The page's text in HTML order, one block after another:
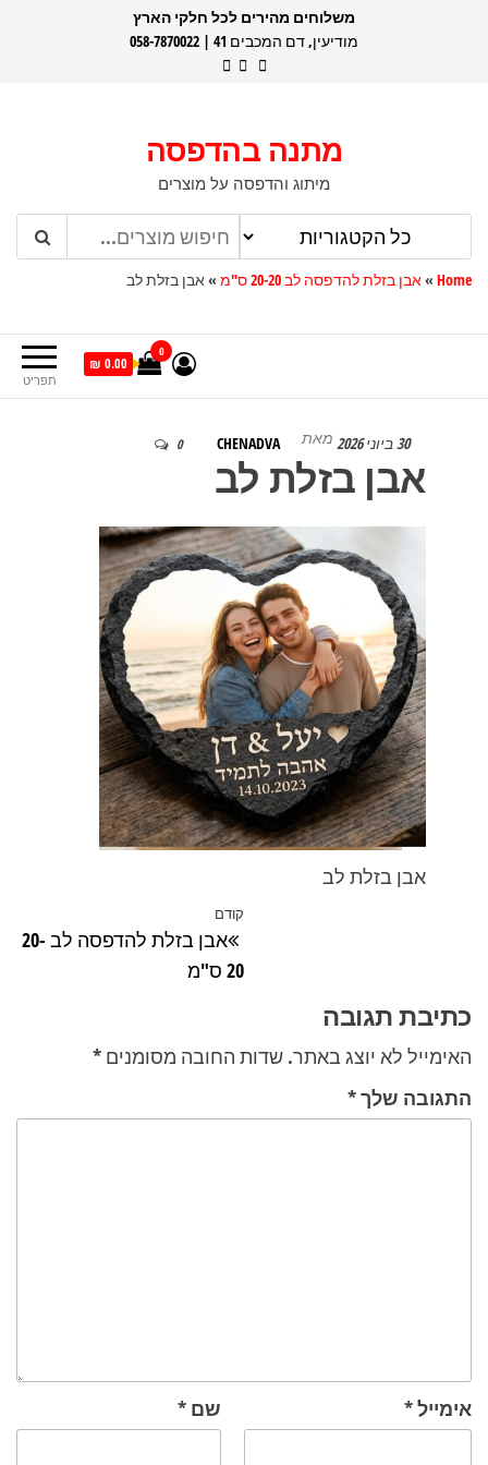
משלוחים מהירים לכל חלקי הארץ
מודיעין, דם המכבים 41 | 058-7870022
מתנה בהדפסה
מיתוג והדפסה על מוצרים
Home
»אבן בזלת להדפסה לב 20-20 ס"מ »אבן בזלת לב
תפריט
0
0.00 ₪
30 ביוני 2026 מאת CHENADVA
0
אבן בזלת לב
אבן בזלת לב
הפוסט
הקודם
קודם
אבן בזלת להדפסה לב 20-
20 ס"מ
כתיבת תגובה
האימייל לא יוצג באתר. שדות החובה מסומנים *
התגובה שלך*
שם * אימייל*